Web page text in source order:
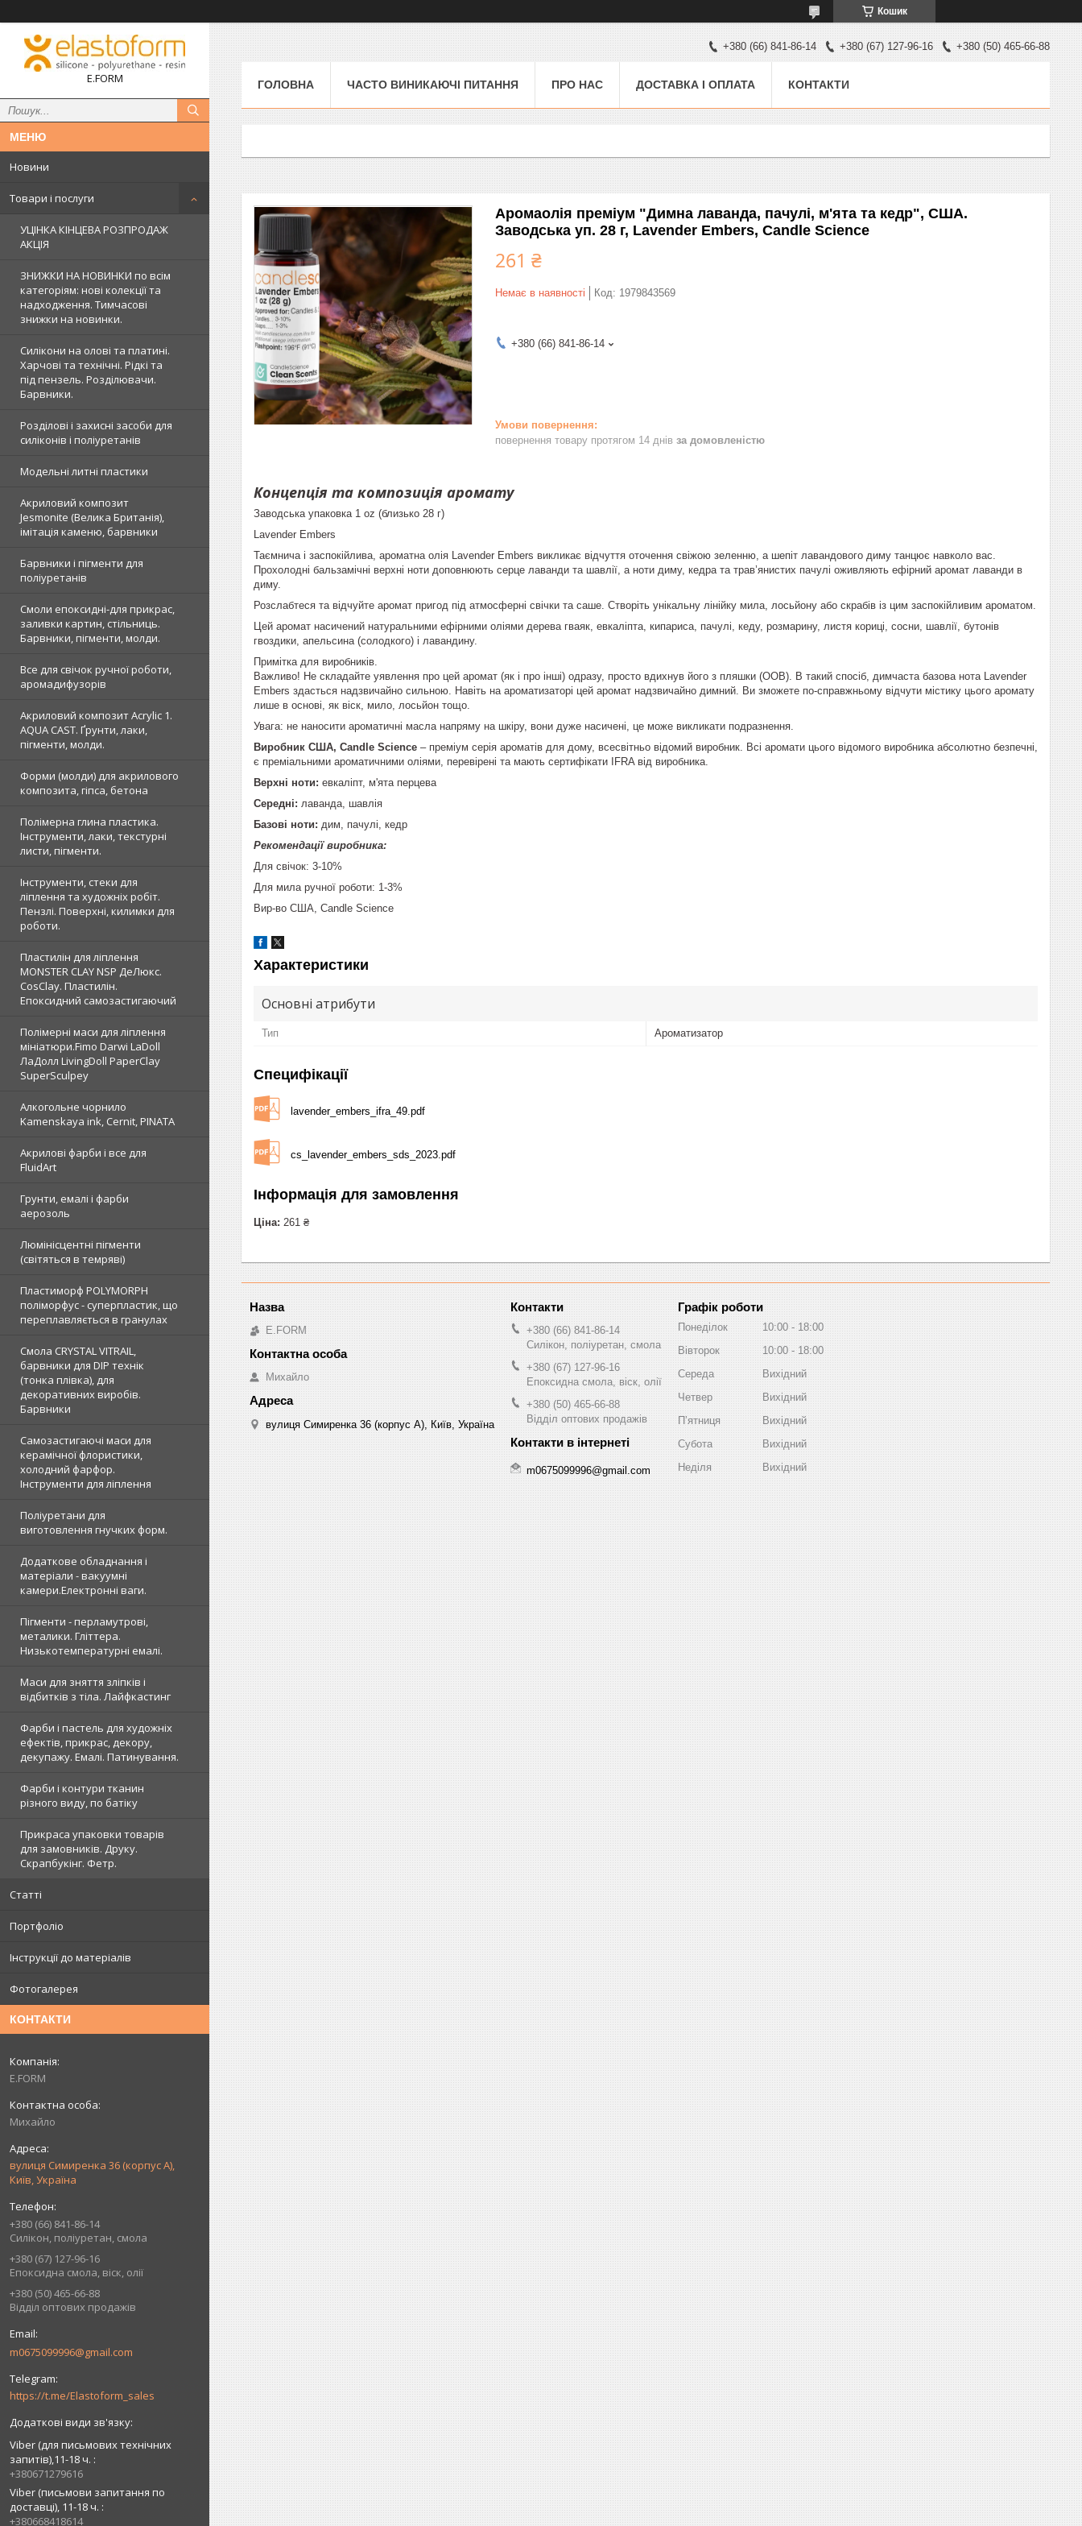
Кошик
E.FORM
Новини
Товари і послуги
УЦІНКА КІНЦЕВА РОЗПРОДАЖ
АКЦІЯ
ЗНИЖКИ НА НОВИНКИ по всім
категоріям: нові колекцїї та
надходження. Тимчасові
знижки на новинки.
Силікони на олові та платині.
Харчові та технічні. Рідкі та
під пензель. Розділювачи.
Барвники.
Розділові і захисні засоби для
силіконів і поліуретанів
Модельні литні пластики
Акриловий композит
Jesmonite (Велика Британія),
імітація каменю, барвники
Барвники і пігменти для
поліуретанів
Смоли епоксидні-для прикрас,
заливки картин, стільниць.
Барвники, пігменти, молди.
Все для свічок ручної роботи,
аромадифузорів
Акриловий композит Acrylic 1.
AQUA CAST. Ґрунти, лаки,
пігменти, молди.
Форми (молди) для акрилового
композита, гіпса, бетона
Полімерна глина пластика.
Інструменти, лаки, текстурні
листи, пігменти.
Інструменти, стеки для
ліплення та художніх робіт.
Пензлі. Поверхні, килимки для
роботи.
Пластилін для ліплення
MONSTER CLAY NSP ДеЛюкс.
CosClay. Пластилін.
Епоксидний самозастигаючий
Полімерні маси для ліплення
мініатюри.Fimo Darwi LaDoll
ЛаДолл LivingDoll PaperClay
SuperSculpey
Алкогольне чорнило
Kamenskaya ink, Cernit, PINATA
Акрилові фарби і все для
FluidArt
Грунти, емалі і фарби
аерозоль
Люмінісцентні пігменти
(світяться в темряві)
Пластиморф POLYMORPH
поліморфус - суперпластик, що
переплавляється в гранулах
Смола CRYSTAL VITRAIL,
барвники для DIP технік
(тонка плівка), для
декоративних виробів.
Барвники
Самозастигаючі маси для
керамічної флористики,
холодний фарфор.
Інструменти для ліплення
Поліуретани для
виготовлення гнучких форм.
Додаткове обладнання і
матеріали - вакуумні
камери.Електронні ваги.
Пігменти - перламутрові,
металики. Гліттера.
Низькотемпературні емалі.
Маси для зняття зліпків і
відбитків з тіла. Лайфкастинг
Фарби і пастель для художніх
ефектів, прикрас, декору,
декупажу. Емалі. Патинування.
Фарби і контури тканин
різного виду, по батіку
Прикраса упаковки товарів
для замовників. Друку.
Скрапбукінг. Фетр.
Статті
Портфоліо
Інструкції до матеріалів
Фотогалерея
КОНТАКТИ
E.FORM
Михайло
вулиця Симиренка 36 (корпус А),
Київ, Україна
+380 (66) 841-86-14
Силікон, поліуретан, смола
+380 (67) 127-96-16
Епоксидна смола, віск, олії
+380 (50) 465-66-88
Відділ оптових продажів
m0675099996@gmail.com
https://t.me/Elastoform_sales
Viber (для письмових технічних
запитів),11-18 ч.
+380671279616
Viber (письмови запитання по
доставці), 11-18 ч.
+380668418614
+380 (66) 841-86-14 +380 (67) 127-96-16 +380 (50) 465-66-88
ГОЛОВНА ЧАСТО ВИНИКАЮЧІ ПИТАННЯ ПРО НАС ДОСТАВКА І ОПЛАТА КОНТАКТИ
Аромаолія преміум "Димна лаванда, пачулі, м'ята та кедр", США.
Заводська уп. 28 г, Lavender Embers, Candle Science
261 ₴
Немає в наявності Код: 1979843569
+380 (66) 841-86-14
повернення товару протягом 14 днів за домовленістю
Концепція та композиція аромату
Заводська упаковка 1 oz (близько 28 г)
Lavender Embers
Таємнича і заспокійлива, ароматна олія Lavender Embers викликає відчуття оточення свіжою зеленню, а шепіт лавандового диму танцює навколо вас.
Прохолодні бальзамічні верхні ноти доповнюють серце лаванди та шавлії, а ноти диму, кедра та трав’янистих пачулі оживляють ефірний аромат лаванди в
диму.
Розслабтеся та відчуйте аромат пригод під атмосферні свічки та саше. Створіть унікальну лінійку мила, лосьйону або скрабів із цим заспокійливим ароматом.
Цей аромат насичений натуральними ефірними оліями дерева гваяк, евкаліпта, кипариса, пачулі, кеду, розмарину, листя кориці, сосни, шавлії, бутонів
гвоздики, апельсина (солодкого) і лавандину.
Примітка для виробників.
Важливо! Не складайте уявлення про цей аромат (як і про інші) одразу, просто вдихнув його з пляшки (OOB). В такий спосіб, димчаста базова нота Lavender
Embers здасться надзвичайно сильною. Навіть на ароматизаторі цей аромат надзвичайно димний. Ви зможете по-справжньому відчути містику цього аромату
лише в основі, як віск, мило, лосьйон тощо.
Увага: не наносити ароматичні масла напряму на шкіру, вони дуже насичені, це може викликати подразнення.
Виробник США, Candle Science – преміум серія ароматів для дому, всесвітньо відомий виробник. Всі аромати цього відомого виробника абсолютно безпечні,
є преміальними ароматичними оліями, перевірені та мають сертифікати IFRA від виробника.
Верхні ноти: евкаліпт, м'ята перцева
Середні: лаванда, шавлія
Базові ноти: дим, пачулі, кедр
Рекомендації виробника:
Для свічок: 3-10%
Для мила ручної роботи: 1-3%
Вир-во США, Candle Science
Характеристики
Основні атрибути
Тип Ароматизатор
Специфікації
lavender_embers_ifra_49.pdf
cs_lavender_embers_sds_2023.pdf
Інформація для замовлення
Ціна: 261 ₴
E.FORM
Михайло
вулиця Симиренка 36 (корпус А), Київ, Україна
+380 (66) 841-86-14
Силікон, поліуретан, смола
+380 (67) 127-96-16
Епоксидна смола, віск, олії
+380 (50) 465-66-88
Відділ оптових продажів
m0675099996@gmail.com
Графік роботи
Понеділок 10:00
18:00
Вівторок
10:00
18:00
Середа
Вихідний
Четвер
Вихідний
Пʼятниця
Вихідний
Субота
Вихідний
Неділя
Вихідний